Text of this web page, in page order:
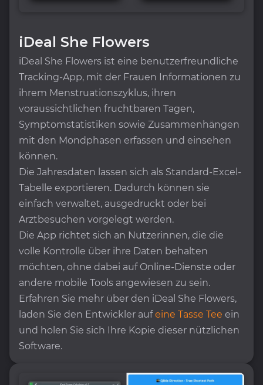
iDeal She Flowers
iDeal She Flowers ist eine benutzerfreundliche
Tracking-App, mit der Frauen Informationen zu
ihrem Menstruationszyklus, ihren
voraussichtlichen fruchtbaren Tagen,
Symptomstatistiken sowie Zusammenhängen
mit den Mondphasen erfassen und einsehen
können.
Die Jahresdaten lassen sich als Standard-Excel-
Tabelle exportieren. Dadurch können sie
einfach verwaltet, ausgedruckt oder bei
Arztbesuchen vorgelegt werden.
Die App richtet sich an Nutzerinnen, die die
volle Kontrolle über ihre Daten behalten
möchten, ohne dabei auf Online-Dienste oder
andere mobile Tools angewiesen zu sein.
Erfahren Sie mehr über den iDeal She Flowers,
laden Sie den Entwickler aufeine Tasse Tee ein
und holen Sie sich Ihre Kopie dieser nützlichen
Software.